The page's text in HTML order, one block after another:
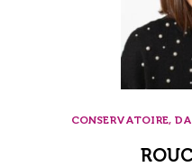
CONSERVATOIRE,